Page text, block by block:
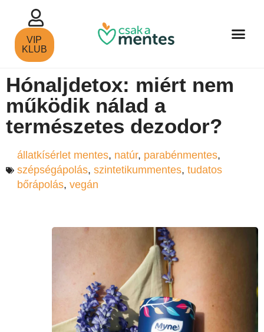
VIP
KLUB
Hónaljdetox: miért nem
működik nálad a
természetes dezodor?
állatkísérlet mentes, natúr, parabénmentes,
szépségápolás, szintetikummentes, tudatos
bőrápolás, vegán